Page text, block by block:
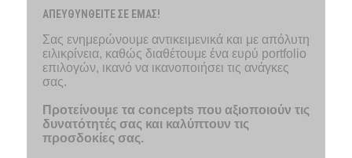
ΑΠΕΥΘΥΝΘΕΙΤΕ ΣΕ ΕΜΑΣ!
Σας ενημερώνουμε αντικειμενικά και με απόλυτη
ειλικρίνεια, καθώς διαθέτουμε ένα ευρύ portfolio
επιλογών, ικανό να ικανοποιήσει τις ανάγκες
σας.
Προτείνουμε τα concepts που αξιοποιούν τις
δυνατότητές σας και καλύπτουν τις
προσδοκίες σας.